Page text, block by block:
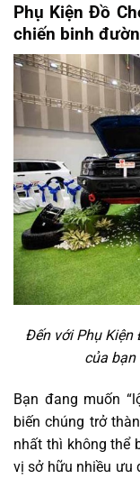
Phụ Kiện Đồ
chiến binh
Đến với Phụ Kiện
của
Bạn đang muốn
biến chúng trở
nhất thì không thể
vị sở hữu nhiều ưu